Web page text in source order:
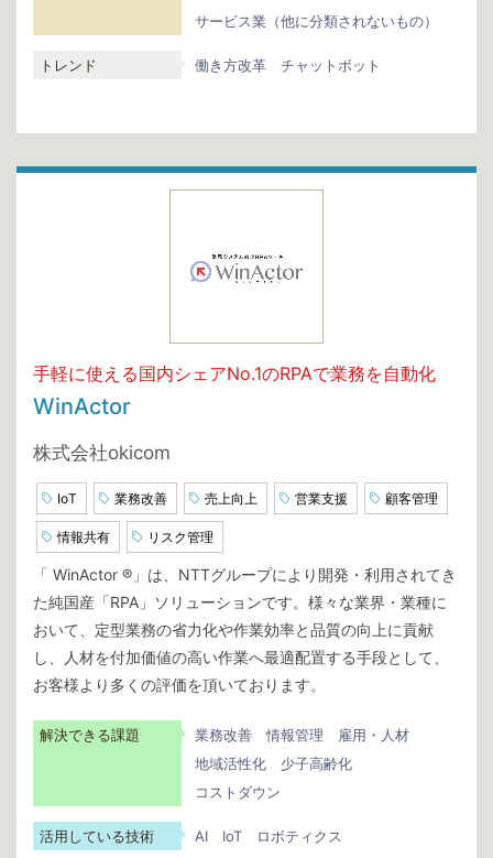
サービス業（他に分類されないもの）
トレンド 働き方改革 チャットボット
手軽に使える国内シェアNo.1のRPAで業務を自動化
WinActor
株式会社okicom
IoT 業務改善 売上向上 営業支援 顧客管理
情報共有 リスク管理
「 WinActor ®」は、NTTグループにより開発・利用されてき
た純国産「RPA」ソリューションです。様々な業界・業種に
おいて、定型業務の省力化や作業効率と品質の向上に貢献
し、人材を付加価値の高い作業へ最適配置する手段として、
お客様より多くの評価を頂いております。
解決できる課題 業務改善 情報管理
雇用・人材
地域活性化
少子高齢化
コストダウン
活用している技術 AI IoT ロボティクス